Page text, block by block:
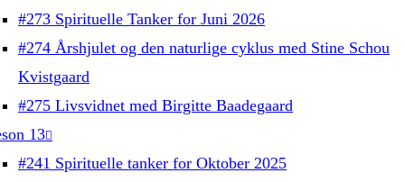
#273 Spirituelle Tanker for Juni 2026
#274 Årshjulet og den naturlige cyklus med Stine Schou
Kvistgaard
#275 Livsvidnet med Birgitte Baadegaard
13
#241 Spirituelle tanker for Oktober 2025